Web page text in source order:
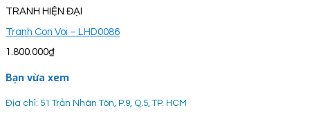
TRANH HIỆN ĐẠI
Tranh Con Voi – LHD0086
1.800.000₫
Bạn vừa xem
Địa chỉ: 51 Trần Nhân Tôn, P.9, Q.5, TP. HCM